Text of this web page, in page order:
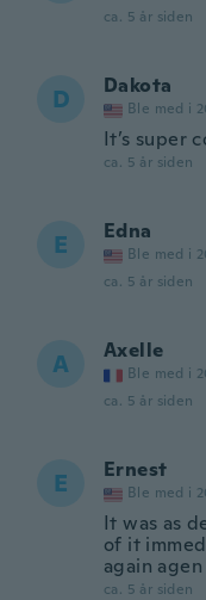
ca. 5 år siden
D Dakota
Ble med i
It’s super
ca. 5 år siden
E Edna
Ble med i
ca. 5 år siden
A Axelle
Ble med i
ca. 5 år siden
E Ernest
Ble med i
It was as
of it
again agen
ca. 5 år siden